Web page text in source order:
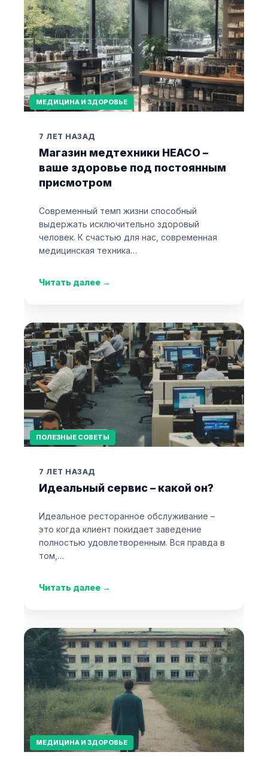
МЕДИЦИНА И ЗДОРОВЬЕ
7 ЛЕТ НАЗАД
Магазин медтехники HEACO –
ваше здоровье под постоянным
присмотром
Современный темп жизни способный
выдержать исключительно здоровый
человек. К счастью для нас, современная
медицинская техника…
Читать далее →
ПОЛЕЗНЫЕ СОВЕТЫ
7 ЛЕТ НАЗАД
Идеальный сервис – какой он?
Идеальное ресторанное обслуживание –
это когда клиент покидает заведение
полностью удовлетворенным. Вся правда в
том,…
Читать далее →
МЕДИЦИНА И ЗДОРОВЬЕ